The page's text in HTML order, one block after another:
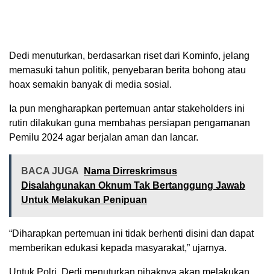
Dedi menuturkan, berdasarkan riset dari Kominfo, jelang
memasuki tahun politik, penyebaran berita bohong atau
hoax semakin banyak di media sosial.
Ia pun mengharapkan pertemuan antar stakeholders ini
rutin dilakukan guna membahas persiapan pengamanan
Pemilu 2024 agar berjalan aman dan lancar.
BACA JUGA
Nama Dirreskrimsus
Disalahgunakan Oknum Tak Bertanggung Jawab
Untuk Melakukan Penipuan
“Diharapkan pertemuan ini tidak berhenti disini dan dapat
memberikan edukasi kepada masyarakat,” ujarnya.
Untuk Polri, Dedi menuturkan pihaknya akan melakukan